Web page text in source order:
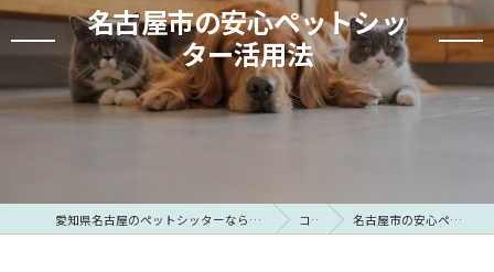
名古屋市の安心ペットシッ
ター活用法
愛知県名古屋のペットシッターなら名古屋ペットシッターサービス コラム 名古屋市の安心ペットシッター活用法